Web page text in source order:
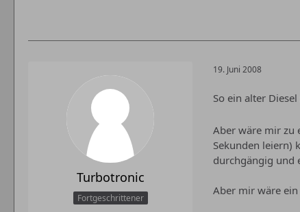
Turbotronic
Fortgeschrittener
19. Juni 2008
So ein alter
Aber wäre mir zu
Sekunden leiern)
durchgängig und
Aber mir wäre ein